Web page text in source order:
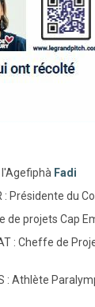
l'Agefiphà Fadi
Présidente du
de projets Cap
: Cheffe de
: Athlète